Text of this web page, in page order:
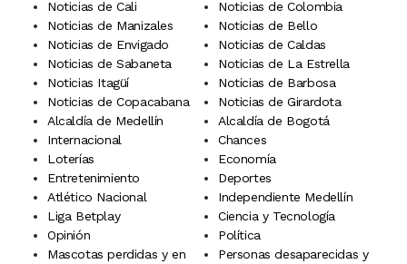
Noticias de Cali
Noticias de Colombia
Noticias de Manizales
Noticias de Bello
Noticias de Envigado
Noticias de Caldas
Noticias de Sabaneta
Noticias de La Estrella
Noticias Itagüí
Noticias de Barbosa
Noticias de Copacabana
Noticias de Girardota
Alcaldía de Medellín
Alcaldía de Bogotá
Internacional
Chances
Loterías
Economía
Entretenimiento
Deportes
Atlético Nacional
Independiente Medellín
Liga Betplay
Ciencia y Tecnología
Opinión
Política
Mascotas perdidas y en
Personas desaparecidas y